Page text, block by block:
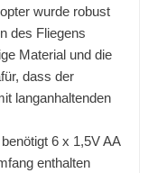
wurde robust
des Fliegens
Material und die
dass der
langanhaltenden
6 x 1,5V AA
enthalten